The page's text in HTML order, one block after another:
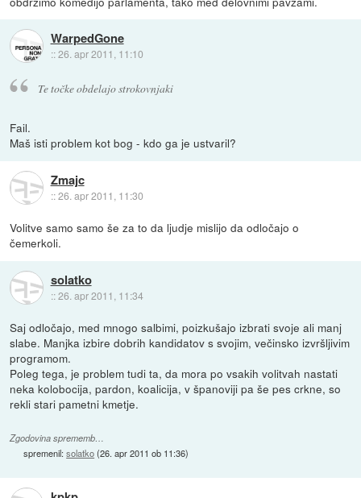
WarpedGone
::26. apr 2011, 11:10
Te točke obdelajo strokovnjaki
Fail.
Maš isti problem kot bog - kdo ga je ustvaril?
Zmajc
::26. apr 2011, 11:30
Volitve samo samo še za to da ljudje mislijo da odločajo o
čemerkoli.
solatko
::26. apr 2011, 11:34
Saj odločajo, med mnogo salbimi, poizkušajo izbrati svoje ali manj
slabe. Manjka izbire dobrih kandidatov s svojim, večinsko izvršljivim
programom.
Poleg tega, je problem tudi ta, da mora po vsakih volitvah nastati
neka kolobocija, pardon, koalicija, v španoviji pa še pes crkne, so
rekli stari pametni kmetje.
Zgodovina sprememb…
spremenil:solatko(26. apr 2011 ob 11:36)